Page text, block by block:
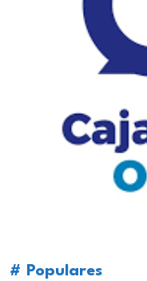
# Populares